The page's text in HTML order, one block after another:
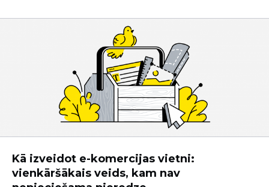
Kā izveidot e-komercijas vietni:
vienkāršākais veids, kam nav